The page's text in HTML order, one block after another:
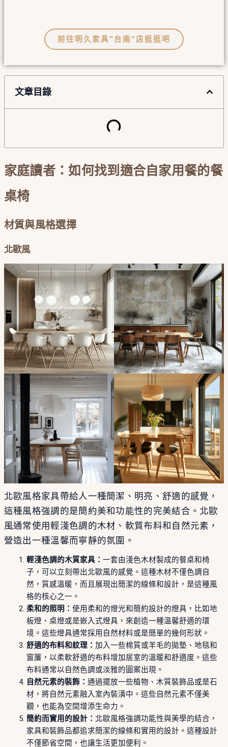
前往明久家具"台南"店逛逛吧
文章目錄
家庭讀者：如何找到適合自家用餐的餐
桌椅
材質與風格選擇
北歐風
北歐風格家具帶給人一種簡潔、明亮、舒適的感覺，
這種風格強調的是簡約美和功能性的完美結合。北歐
風通常使用輕淺色調的木材、軟質布料和自然元素，
營造出一種溫馨而寧靜的氛圍。
輕淺色調的木質家具： 一套由淺色木材製成的餐桌和椅
子，可以立刻帶出北歐風的感覺。這種木材不僅色調自
然，質感溫暖，而且展現出簡潔的線條和設計，是這種風
格的核心之一。
柔和的照明： 使用柔和的燈光和簡約設計的燈具，比如地
板燈、桌燈或是嵌入式燈具，來創造一種溫馨舒適的環
境。這些燈具通常採用自然材料或是簡單的幾何形狀。
舒適的布料和紋理： 加入一些棉質或羊毛的拋墊、地毯和
窗簾，以柔軟舒適的布料增加居室的溫暖和舒適度。這些
布料通常以自然色調或淡雅的圖案出現。
自然元素的裝飾： 通過擺放一些植物、木質裝飾品或是石
材，將自然元素融入室內裝潢中。這些自然元素不僅美
觀，也能為空間增添生命力。
簡約而實用的設計： 北歐風格強調功能性與美學的結合，
家具和裝飾品都追求簡潔的線條和實用的設計。這種設計
不僅節省空間，也讓生活更加便利。